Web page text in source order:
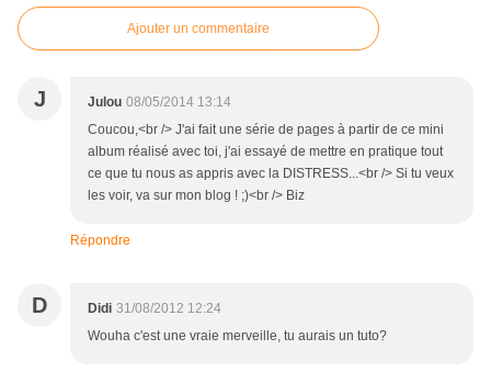
Ajouter un commentaire
J Julou 08/05/2014 13:14
Coucou,<br /> J'ai fait une série de pages à partir de ce mini
album réalisé avec toi, j'ai essayé de mettre en pratique tout
ce que tu nous as appris avec la DISTRESS...<br /> Si tu veux
les voir, va sur mon blog ! ;)<br /> Biz
Répondre
D Didi 31/08/2012 12:24
Wouha c'est une vraie merveille, tu aurais un tuto?